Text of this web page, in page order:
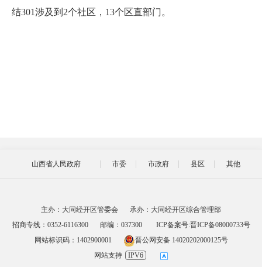
结301涉及到2个社区，13个区直部门。
山西省人民政府 市委 市政府 县区 其他
主办：大同经开区管委会
承办：大同经开区综合管理部
招商专线：0352-6116300
邮编：037300
ICP备案号:晋ICP备08000733号
网站标识码：1402900001
晋公网安备 14020202000125号
网站支持
IPV6